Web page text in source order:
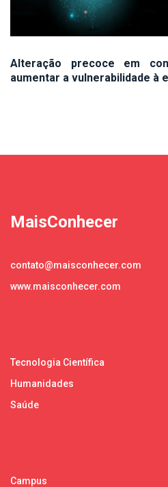
Alteração precoce em
aumentar a vulnerabilidade à
MaisConhecer
contato@maisconhecer.com
www.maisconhecer.com
Tecnologia Científica
Humanidades
Saúde
Campus